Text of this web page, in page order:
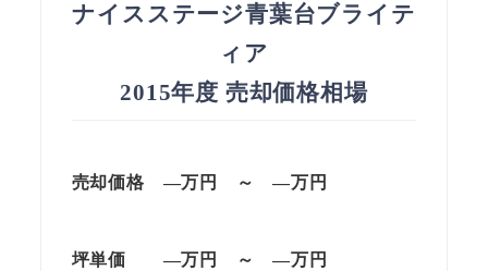
ナイスステージ青葉台ブライテ
ィア
2015年度 売却価格相場
売却価格 —万円 ～ —万円
坪単価 —万円 ～—万円